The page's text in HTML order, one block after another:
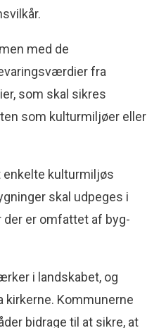
med de
fra
som skal sikres
som kulturmiljøer eller
en­kelte kulturmiljøs
skal udpeges i
der er omfattet af byg­
i landskabet, og
Kommunerne
bidrage til at sikre, at